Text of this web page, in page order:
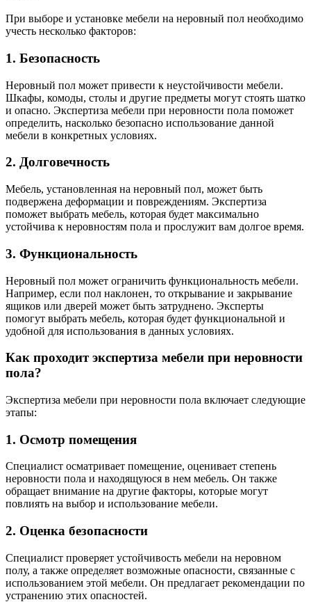
При выборе и установке мебели на неровный пол необходимо
учесть несколько факторов:
1. Безопасность
Неровный пол может привести к неустойчивости мебели.
Шкафы, комоды, столы и другие предметы могут стоять шатко
и опасно. Экспертиза мебели при неровности пола поможет
определить, насколько безопасно использование данной
мебели в конкретных условиях.
2. Долговечность
Мебель, установленная на неровный пол, может быть
подвержена деформации и повреждениям. Экспертиза
поможет выбрать мебель, которая будет максимально
устойчива к неровностям пола и прослужит вам долгое время.
3. Функциональность
Неровный пол может ограничить функциональность мебели.
Например, если пол наклонен, то открывание и закрывание
ящиков или дверей может быть затруднено. Эксперты
помогут выбрать мебель, которая будет функциональной и
удобной для использования в данных условиях.
Как проходит экспертиза мебели при неровности
пола?
Экспертиза мебели при неровности пола включает следующие
этапы:
1. Осмотр помещения
Специалист осматривает помещение, оценивает степень
неровности пола и находящуюся в нем мебель. Он также
обращает внимание на другие факторы, которые могут
повлиять на выбор и использование мебели.
2. Оценка безопасности
Специалист проверяет устойчивость мебели на неровном
полу, а также определяет возможные опасности, связанные с
использованием этой мебели. Он предлагает рекомендации по
устранению этих опасностей.